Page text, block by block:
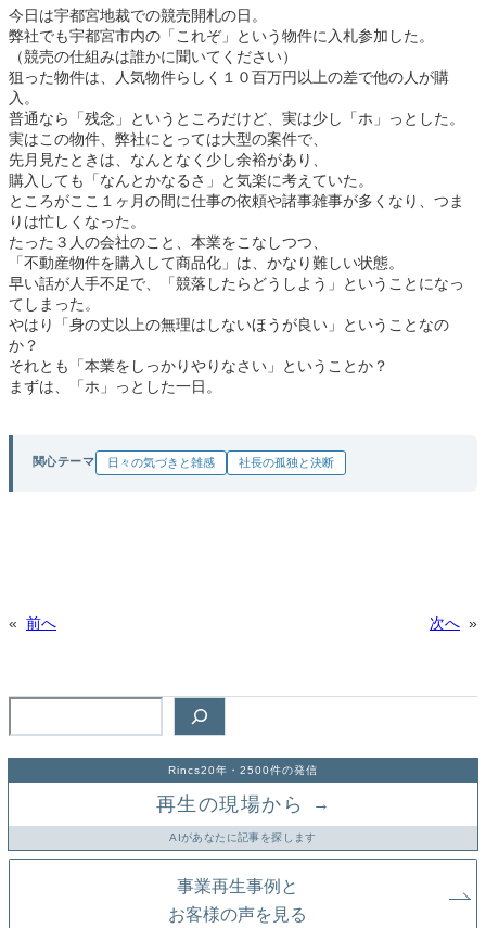
今日は宇都宮地裁での競売開札の日。
弊社でも宇都宮市内の「これぞ」という物件に入札参加した。
（競売の仕組みは誰かに聞いてください）
狙った物件は、人気物件らしく１０百万円以上の差で他の人が購
入。
普通なら「残念」というところだけど、実は少し「ホ」っとした。
実はこの物件、弊社にとっては大型の案件で、
先月見たときは、なんとなく少し余裕があり、
購入しても「なんとかなるさ」と気楽に考えていた。
ところがここ１ヶ月の間に仕事の依頼や諸事雑事が多くなり、つま
りは忙しくなった。
たった３人の会社のこと、本業をこなしつつ、
「不動産物件を購入して商品化」は、かなり難しい状態。
早い話が人手不足で、「競落したらどうしよう」ということになっ
てしまった。
やはり「身の丈以上の無理はしないほうが良い」ということなの
か？
それとも「本業をしっかりやりなさい」ということか？
まずは、「ホ」っとした一日。
関心テーマ 日々の気づきと雑感 社長の孤独と決断
« 前へ 次へ »
Rincs20年・2500件の発信
再生の現場から →
AIがあなたに記事を探します
事業再生事例と
お客様の声を見る